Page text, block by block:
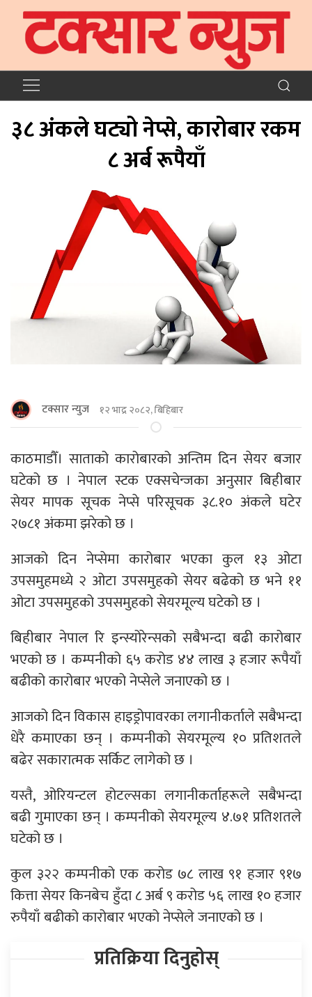
३८ अंकले घट्यो नेप्से, कारोबार रकम
८ अर्ब रूपैयाँ
टक्सार न्युज १२ भाद्र २०८२, बिहिबार
काठमाडौँ। साताको कारोबारको अन्तिम दिन सेयर बजार
घटेको छ । नेपाल स्टक एक्सचेन्जका अनुसार बिहीबार
सेयर मापक सूचक नेप्से परिसूचक ३८.१० अंकले घटेर
२७८१ अंकमा झरेको छ ।
आजको दिन नेप्सेमा कारोबार भएका कुल १३ ओटा
उपसमुहमध्ये २ ओटा उपसमुहको सेयर बढेको छ भने ११
ओटा उपसमुहको उपसमुहको सेयरमूल्य घटेको छ ।
बिहीबार नेपाल रि इन्स्योरेन्सको सबैभन्दा बढी कारोबार
भएको छ । कम्पनीको ६५ करोड ४४ लाख ३ हजार रूपैयाँ
बढीको कारोबार भएको नेप्सेले जनाएको छ ।
आजको दिन विकास हाइड्रोपावरका लगानीकर्ताले सबैभन्दा
धेरै कमाएका छन् । कम्पनीको सेयरमूल्य १० प्रतिशतले
बढेर सकारात्मक सर्किट लागेको छ ।
यस्तै, ओरियन्टल होटल्सका लगानीकर्ताहरूले सबैभन्दा
बढी गुमाएका छन् । कम्पनीको सेयरमूल्य ४.७१ प्रतिशतले
घटेको छ ।
कुल ३२२ कम्पनीको एक करोड ७८ लाख ९१ हजार ९१७
कित्ता सेयर किनबेच हुँदा ८ अर्ब ९ करोड ५६ लाख १० हजार
रुपैयाँ बढीको कारोबार भएको नेप्सेले जनाएको छ ।
प्रतिक्रिया दिनुहोस्